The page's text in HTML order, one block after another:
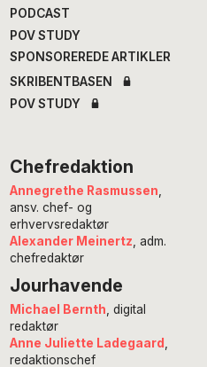
PODCAST
POV STUDY
SPONSOREREDE ARTIKLER
SKRIBENTBASEN
POV STUDY
Chefredaktion
Annegrethe Rasmussen
ansv. chef- og
erhvervsredaktør
Alexander Meinertz , adm.
chefredaktør
Jourhavende
Michael Bernth , digital
redaktør
Anne Juliette Ladegaard
redaktionschef